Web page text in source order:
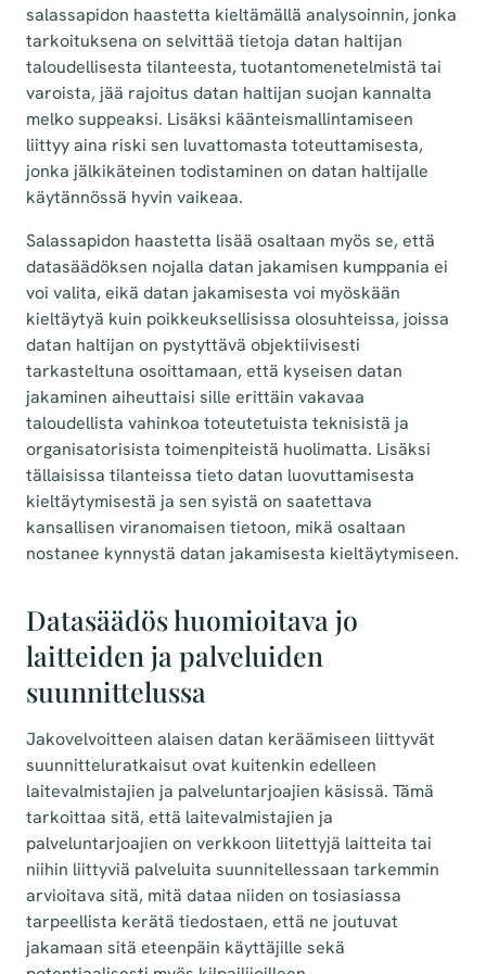
salassapidon haastetta kieltämällä analysoinnin, jonka
tarkoituksena on selvittää tietoja datan haltijan
taloudellisesta tilanteesta, tuotantomenetelmistä tai
varoista, jää rajoitus datan haltijan suojan kannalta
melko suppeaksi. Lisäksi käänteismallintamiseen
liittyy aina riski sen luvattomasta toteuttamisesta,
jonka jälkikäteinen todistaminen on datan haltijalle
käytännössä hyvin vaikeaa.
Salassapidon haastetta lisää osaltaan myös se, että
datasäädöksen nojalla datan jakamisen kumppania ei
voi valita, eikä datan jakamisesta voi myöskään
kieltäytyä kuin poikkeuksellisissa olosuhteissa, joissa
datan haltijan on pystyttävä objektiivisesti
tarkasteltuna osoittamaan, että kyseisen datan
jakaminen aiheuttaisi sille erittäin vakavaa
taloudellista vahinkoa toteutetuista teknisistä ja
organisatorisista toimenpiteistä huolimatta. Lisäksi
tällaisissa tilanteissa tieto datan luovuttamisesta
kieltäytymisestä ja sen syistä on saatettava
kansallisen viranomaisen tietoon, mikä osaltaan
nostanee kynnystä datan jakamisesta kieltäytymiseen.
Datasäädös huomioitava jo
laitteiden ja palveluiden
suunnittelussa
Jakovelvoitteen alaisen datan keräämiseen liittyvät
suunnitteluratkaisut ovat kuitenkin edelleen
laitevalmistajien ja palveluntarjoajien käsissä. Tämä
tarkoittaa sitä, että laitevalmistajien ja
palveluntarjoajien on verkkoon liitettyjä laitteita tai
niihin liittyviä palveluita suunnitellessaan tarkemmin
arvioitava sitä, mitä dataa niiden on tosiasiassa
tarpeellista kerätä tiedostaen, että ne joutuvat
jakamaan sitä eteenpäin käyttäjille sekä